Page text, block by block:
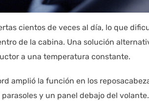
cientos de veces al día, lo que
de la cabina. Una solución
a una temperatura constante.
amplió la función en los
y un panel debajo del